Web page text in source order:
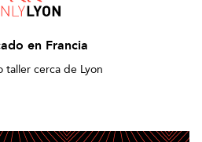
en Francia
taller cerca de Lyon